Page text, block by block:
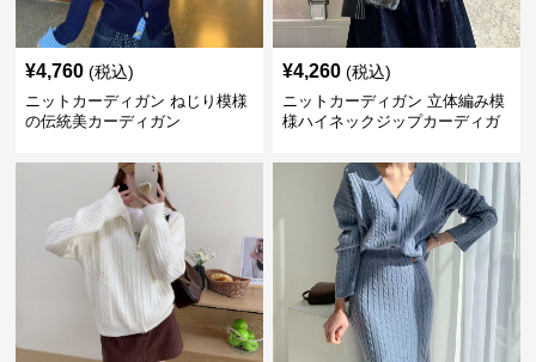
¥4,760 (税込)
ニットカーディガン ねじり模様
の伝統美カーディガン
¥4,260 (税込)
ニットカーディガン 立体編み模
様ハイネックジップカーディガ